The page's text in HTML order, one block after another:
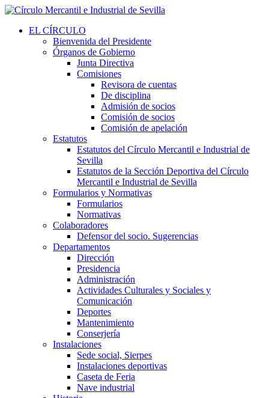
EL CÍRCULO
Bienvenida del Presidente
Órganos de Gobierno
Junta Directiva
Comisiones
Revisora de cuentas
De disciplina
Admisión de socios
Comisión de socios
Comisión de apelación
Estatutos
Estatutos del Círculo Mercantil e Industrial de
Sevilla
Estatutos de la Sección Deportiva del Círculo
Mercantil e Industrial de Sevilla
Formularios y Normativas
Formularios
Normativas
Colaboradores
Defensor del socio. Sugerencias
Departamentos
Dirección
Presidencia
Administración
Actividades Culturales y Sociales y
Comunicación
Deportes
Mantenimiento
Conserjería
Instalaciones
Sede social, Sierpes
Instalaciones deportivas
Caseta de Feria
Nave industrial